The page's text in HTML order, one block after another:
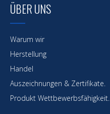
ÜBER UNS
Warum wir
Herstellung
Handel
Auszeichnungen & Zertifikate.
Produkt Wettbewerbsfähigkeit.